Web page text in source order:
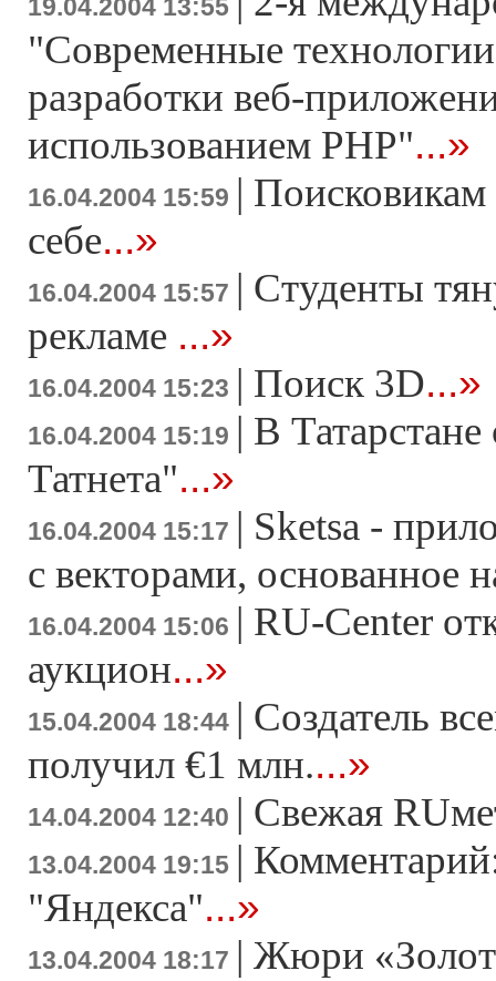
19.04.2004 13:55
"Современные
разработки веб-
использованием РНР"...»
16.04.2004 15:59 |
себе...»
16.04.2004 15:57 | Студенты
рекламе ...»
16.04.2004 15:23 | Поиск 3D...»
16.04.2004 15:19 | В Татарстане
Татнета"...»
16.04.2004 15:17 | Sketsa -
с векторами, основанное
16.04.2004 15:06 | RU-Center
аукцион...»
15.04.2004 18:44 | Создатель
получил €1 млн....»
14.04.2004 12:40 | Свежая
13.04.2004 19:15 |
"Яндекса"...»
13.04.2004 18:17 | Жюри